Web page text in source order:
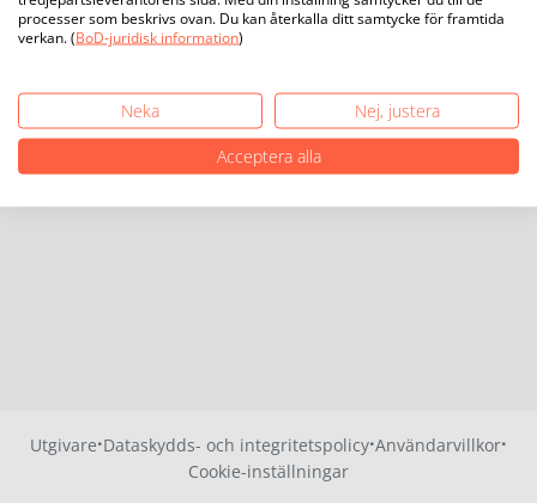
Utgivare·Dataskydds- och integritetspolicy·Användarvillkor·
Cookie-inställningar
processer som beskrivs ovan. Du kan återkalla ditt samtycke för framtida
verkan. (BoD-juridisk information)
Neka
Nej, justera
Acceptera alla